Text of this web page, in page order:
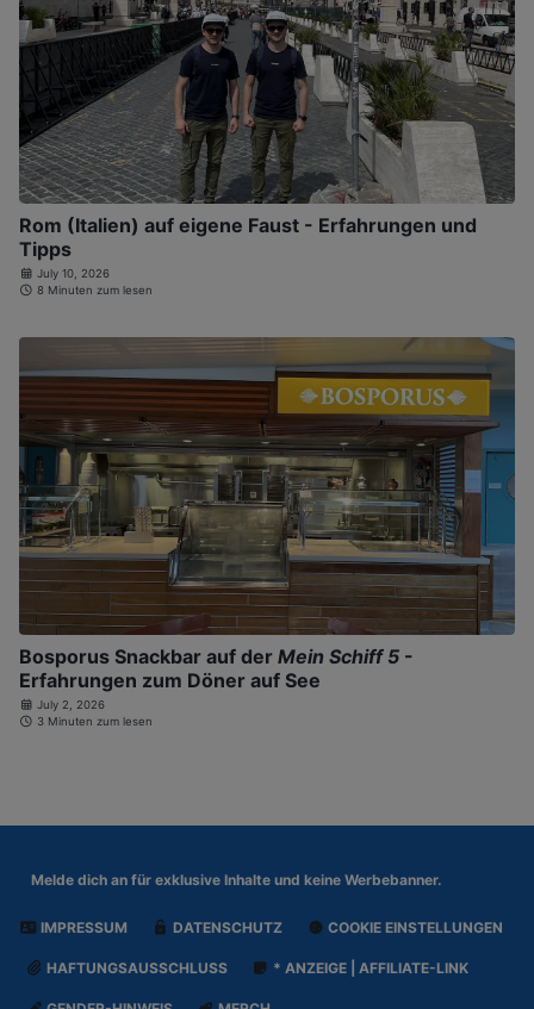
Rom (Italien) auf eigene Faust - Erfahrungen und
Tipps
July 10, 2026
8 Minuten zum lesen
Bosporus Snackbar auf der Mein Schiff 5 -
Erfahrungen zum Döner auf See
July 2, 2026
3 Minuten zum lesen
Melde dich an für exklusive Inhalte und keine Werbebanner.
IMPRESSUM DATENSCHUTZ COOKIE EINSTELLUNGEN
HAFTUNGSAUSSCHLUSS * ANZEIGE | AFFILIATE-LINK